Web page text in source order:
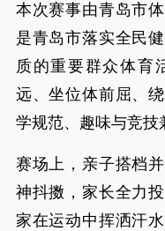
本次赛事由青岛市
是青岛市落实全民
质的重要群众体育
远、坐位体前屈、
学规范、趣味与竞技
赛场上，亲子搭档
神抖擞，家长全力
家在运动中挥洒汗